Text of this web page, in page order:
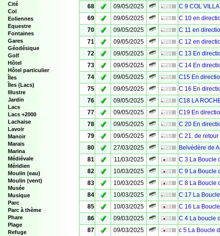
Cité
Col
Eoliennes
Equestre
Fontaines
Gares
Géodésique
Golf
Hôtel
Hôtel particulier
Îles
Îles (Lacs)
Illustre
Jardin
Lacs
Lacs +2000
Lachaise
Lavoir
Manoir
Marais
Marina
Médiévale
Méridien
Moulin (eau)
Moulin (vent)
Musée
Musique
Parc
Parc à thème
Phare
Plage
Refuge
68
✓ 09/05/2025
C 9 COL
69
✓ 09/05/2025
C 10 en
70
✓ 09/05/2025
C 11 en
71
✓ 09/05/2025
C 12 en
72
✓ 09/05/2025
C 13 En
73
✓ 09/05/2025
C 14 En
74
✓ 09/05/2025
C15 En
75
✓ 09/05/2025
C 16 En
76
✓ 09/05/2025
C18 LA
77
✓ 09/05/2025
C19 En
78
✓ 09/05/2025
C 20 En
79
✓ 09/05/2025
C 21. de
80
✓ 27/03/2025
Belvédère de
81
✓ 11/03/2025
C 3 La Boucle
82
✓ 10/03/2025
C 9 La Boucle
83
✓ 10/03/2025
C 8 La Boucle
84
✓ 10/03/2025
C 17 La
85
✓ 10/03/2025
C 16 La
86
✓ 09/03/2025
C 4 La boucle
87
✓ 09/03/2025
c 5 La Boucle